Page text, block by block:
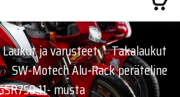
Laukut ja varusteet › Takalaukut
› SW-Motech Alu-Rack peräteline
11- musta